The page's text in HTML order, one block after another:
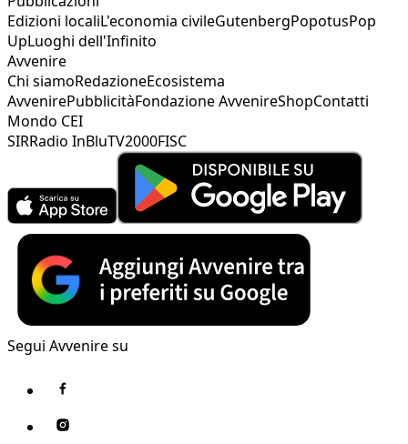
Edizioni localiL'economia civileGutenbergPopotusPop
UpLuoghi dell'Infinito
Avvenire
Chi siamoRedazioneEcosistema
AvvenirePubblicitàFondazione AvvenireShopContatti
Mondo CEI
SIRRadio InBluTV2000FISC
Segui Avvenire su